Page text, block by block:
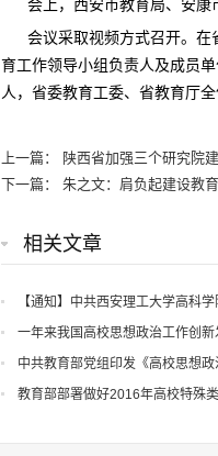
会上，西安市教育局、安康
会议采取视频方式召开。在
育工作领导小组负责人及成员
人，省委教育工委、省教育厅
上一篇： 陕西省加强三个研究院
下一篇： 朱之文：肩负起建设教
相关文章
【通知】中共西安理工大学高科
知
一年来我国高校思想政治工作创新
中共教育部党组印发《高校思想
教育部部署做好2016年高校特殊